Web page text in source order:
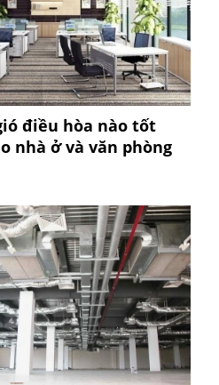
điều hòa nào tốt
nhà ở và văn phòng